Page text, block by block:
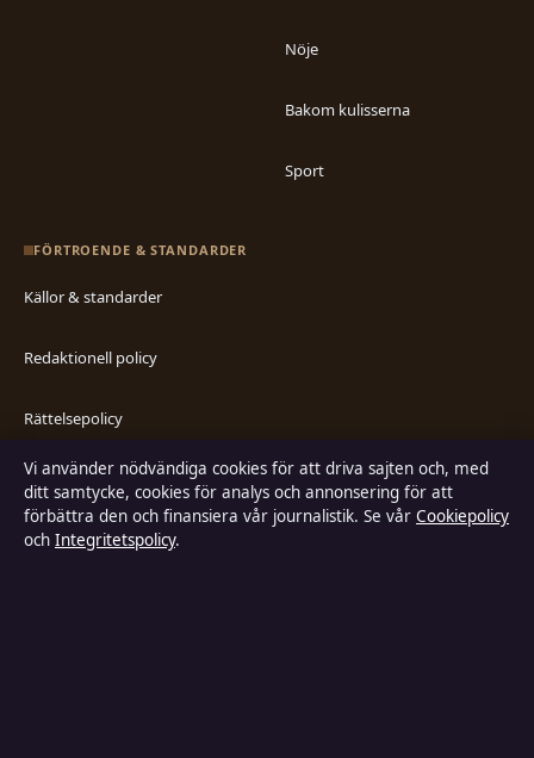
Nöje
Bakom kulisserna
Sport
FÖRTROENDE & STANDARDER
Källor & standarder
Redaktionell policy
Rättelsepolicy
Faktagranskningspolicy
Ägande & finansiering
Vi använder nödvändiga cookies för att driva sajten och, med
ditt samtycke, cookies för analys och annonsering för att
förbättra den och finansiera vår journalistik. Se vår Cookiepolicy
och Integritetspolicy.